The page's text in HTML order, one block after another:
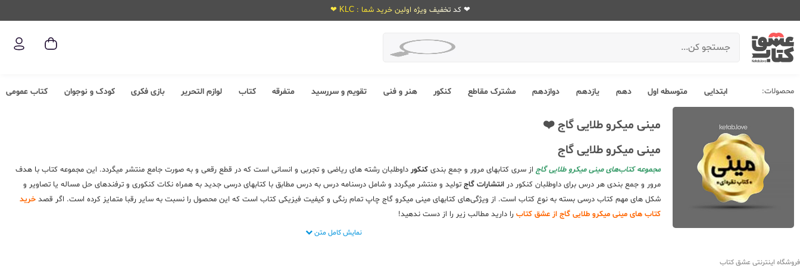
❤ کد تخفیف ویژه اولین خرید شما : KLC ❤
محصولات: ابتدایی متوسطه اول دهم یازدهم دوازدهم مشترک مقاطع کنکور هنر و فنی تقویم و سررسید متفرقه کتاب لوازم التحریر بازی فکری کودک و نوجوان کتاب عمومی
مینی میکرو طلایی گاج ❤️
مینی میکرو طلایی گاج
مجموعه کتاب‌های مینی میکرو طلایی گاج از سری کتابهای مرور و جمع بندی کنکور داوطلبان رشته های ریاضی و تجربی و انسانی است که در قطع رقعی و به صورت جامع منتشر میگردد. این مجموعه کتاب با هدف
مرور و جمع بندی هر درس برای داوطلبان کنکور در انتشارات گاج تولید و منتشر میگردد و شامل درسنامه درس به درس مطابق با کتابهای درسی جدید به همراه نکات کنکوری و ترفندهای حل مساله یا تصاویر و
شکل های مهم کتاب درسی بسته به نوع کتاب است. از ویژگی‌های کتابهای مینی میکرو گاج چاپ تمام رنگی و کیفیت فیزیکی کتاب است که این محصول را نسبت به سایر رقبا متمایز کرده است. اگر قصد خرید
کتاب های مینی میکرو طلایی گاج از عشق کتاب را دارید مطالب زیر را از دست ندهید!
نمایش کامل متن
فروشگاه اینترنتی عشق کتاب